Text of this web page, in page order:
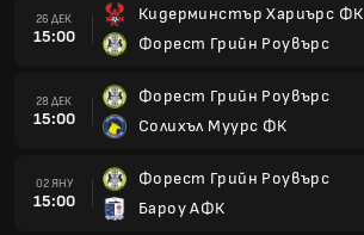
26 ДЕК
15:00
Кидерминстър Хариърс ФК
Форест Грийн Роувърс
28 ДЕК
15:00
Форест Грийн Роувърс
Солихъл Муурс ФК
02 ЯНУ
15:00
Форест Грийн Роувърс
Бароу АФК